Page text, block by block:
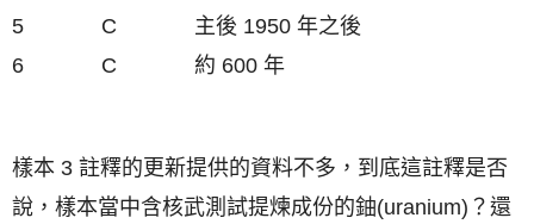
5 C 主後 1950 年之後
6 C 約 600 年
樣本 3 註釋的更新提供的資料不多，到底這註釋是否
說，樣本當中含核武測試提煉成份的鈾(uranium)？還